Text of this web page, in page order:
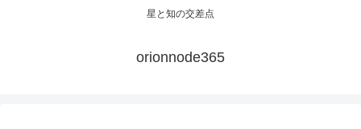
星と知の交差点
orionnode365